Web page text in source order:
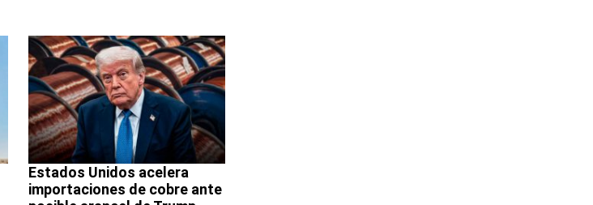
Estados Unidos acelera
importaciones de cobre ante